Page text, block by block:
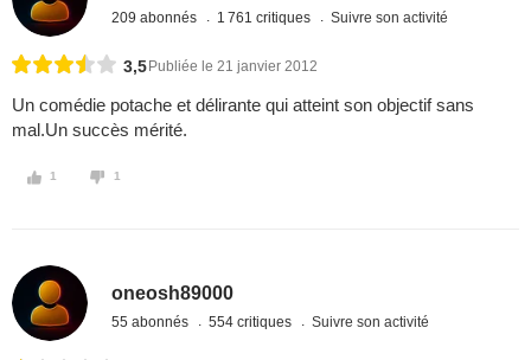
209 abonnés 1 761 critiques Suivre son activité
3,5 Publiée le 21 janvier 2012
Un comédie potache et délirante qui atteint son objectif sans
mal.Un succès mérité.
1 1
oneosh89000
55 abonnés 554 critiques Suivre son activité